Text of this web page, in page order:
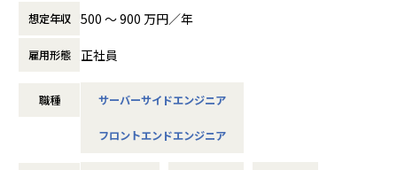
独自のアルゴリズムとヒューマニティを融合し、エンジニア
個人や組織、企業の成長支援を通じて日本のイノベーション
創出を最大化することを目指しています。
2024年はインド、アジアを中心に海外への展開も積極的に行
ーム事業を多数展開していきます。
想定年収 500 〜 900 万円／年
雇用形態 正社員
職種 サーバーサイドエンジニア
フロントエンドエンジニア